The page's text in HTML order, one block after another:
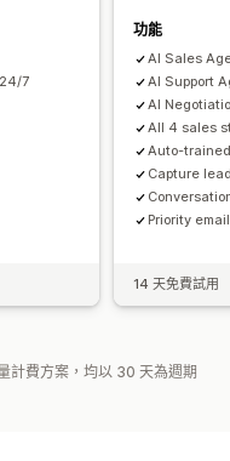
7
功能
AI Sales
AI Support
AI
All 4 sales
Auto-
Capture
Priority
14 天免費試用
計費方案，均以 30 天為週期